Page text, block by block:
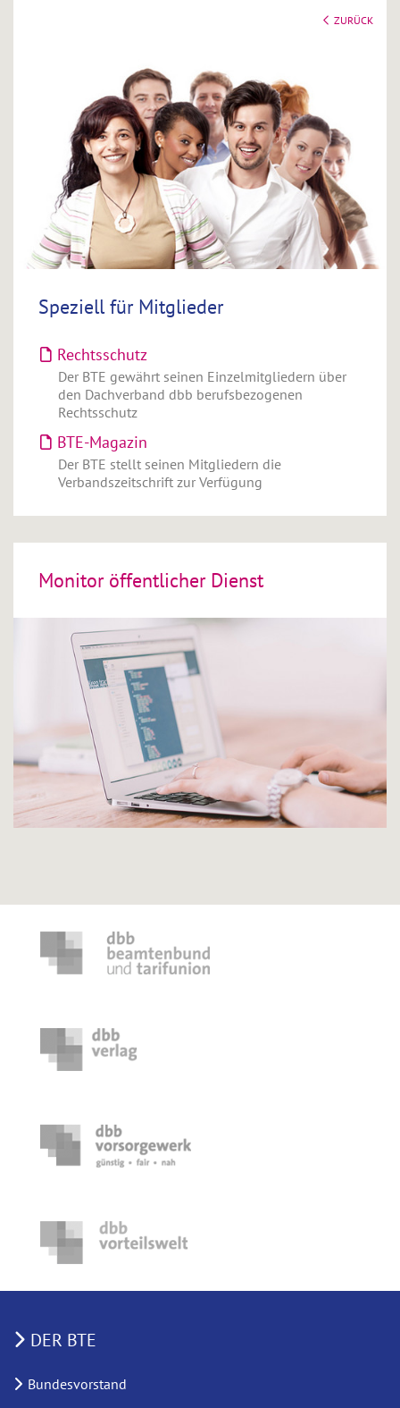
ZURÜCK
Speziell für Mitglieder
Rechtsschutz
Der BTE gewährt seinen Einzelmitgliedern über
den Dachverband dbb berufsbezogenen
Rechtsschutz
BTE-Magazin
Der BTE stellt seinen Mitgliedern die
Verbandszeitschrift zur Verfügung
Monitor öffentlicher Dienst
DER BTE
Bundesvorstand